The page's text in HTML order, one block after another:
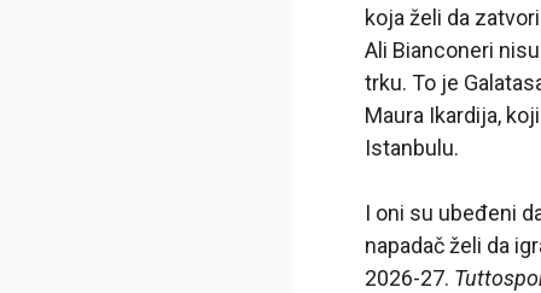
koja želi da
Ali Bianconeri
trku. To je
Maura Ikardija,
Istanbulu.
I oni su ubeđeni
napadač želi da
2026-27.